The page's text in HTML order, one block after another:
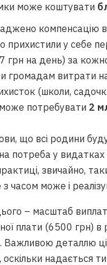
може коштувати
компенсацію
прихистили у себе
грн на день) за
громадам витрати
(школи,
потребувати 2
що всі родини
потреба у
звичайно,
часом може і
– масштаб
плати (6500 грн)
Важливою деталлю
оскільки надається